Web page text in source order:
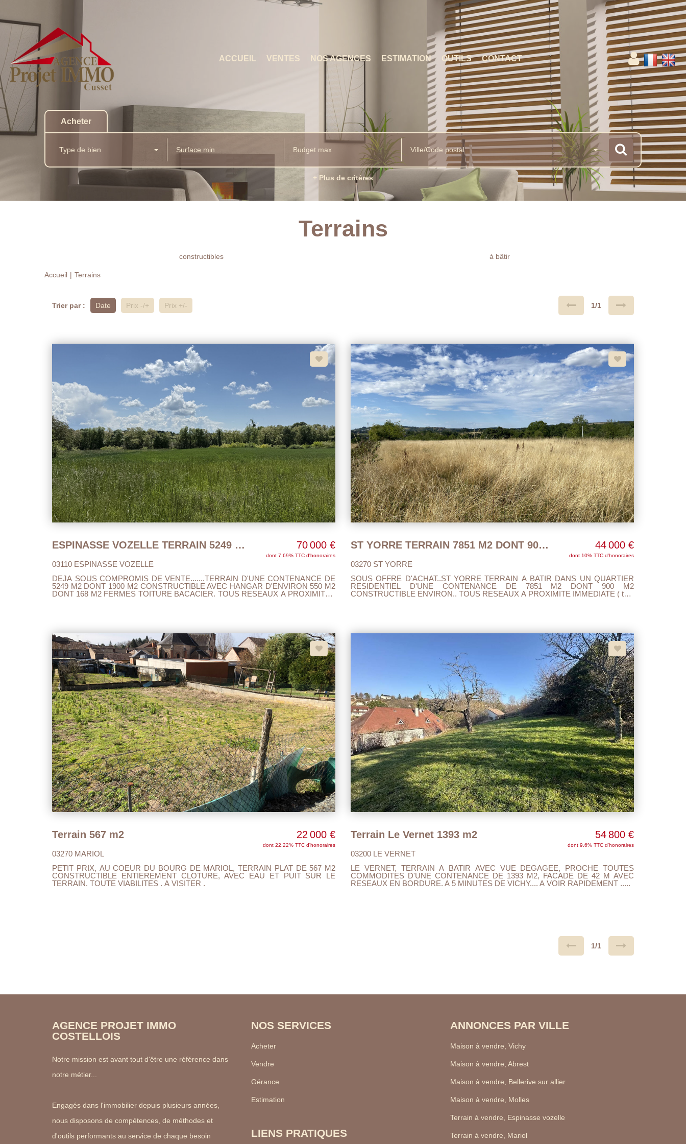
ACCUEIL VENTES NOS AGENCES ESTIMATION OUTILS CONTACT
Acheter
Type de bien Ville/Code postal
+ Plus de critères
Terrains
constructibles à bâtir
Accueil Terrains
Trier par : Date Prix -/+ Prix +/- 1/1
ESPINASSE VOZELLE TERRAIN 5249 M2 AVEC HANGAR 70 000 €
dont 7.69% TTC d'honoraires
03110 ESPINASSE VOZELLE
DEJA SOUS COMPROMIS DE VENTE.......TERRAIN D'UNE CONTENANCE DE
5249 M2 DONT 1900 M2 CONSTRUCTIBLE AVEC HANGAR D'ENVIRON 550 M2
DONT 168 M2 FERMES TOITURE BACACIER. TOUS RESEAUX A PROXIMITES
ST YORRE TERRAIN 7851 M2 DONT 900 M2 CONSTRUCTIBLE 44 000 €
dont 10% TTC d'honoraires
03270 ST YORRE
SOUS OFFRE D'ACHAT..ST YORRE TERRAIN A BATIR DANS UN QUARTIER
RESIDENTIEL D'UNE CONTENANCE DE 7851 M2 DONT 900 M2
CONSTRUCTIBLE ENVIRON.. TOUS RESEAUX A PROXIMITE IMMEDIATE ( tout
Terrain 567 m2 22 000 €
dont 22.22% TTC d'honoraires
03270 MARIOL
PETIT PRIX, AU COEUR DU BOURG DE MARIOL, TERRAIN PLAT DE 567 M2
CONSTRUCTIBLE ENTIEREMENT CLOTURE, AVEC EAU ET PUIT SUR LE
TERRAIN. TOUTE VIABILITES . A VISITER .
Terrain Le Vernet 1393 m2 54 800 €
dont 9.6% TTC d'honoraires
03200 LE VERNET
LE VERNET, TERRAIN A BATIR AVEC VUE DEGAGEE, PROCHE TOUTES
COMMODITES D'UNE CONTENANCE DE 1393 M2, FACADE DE 42 M AVEC
RESEAUX EN BORDURE. A 5 MINUTES DE VICHY.... A VOIR RAPIDEMENT .....
1/1
AGENCE PROJET IMMO
COSTELLOIS
Notre mission est avant tout d'être une référence dans
notre métier...
Engagés dans l'immobilier depuis plusieurs années,
nous disposons de compétences, de méthodes et
d'outils performants au service de chaque besoin
NOS SERVICES
Acheter
Vendre
Gérance
Estimation
LIENS PRATIQUES
ANNONCES PAR VILLE
Maison à vendre, Vichy
Maison à vendre, Abrest
Maison à vendre, Bellerive sur allier
Maison à vendre, Molles
Terrain à vendre, Espinasse vozelle
Terrain à vendre, Mariol